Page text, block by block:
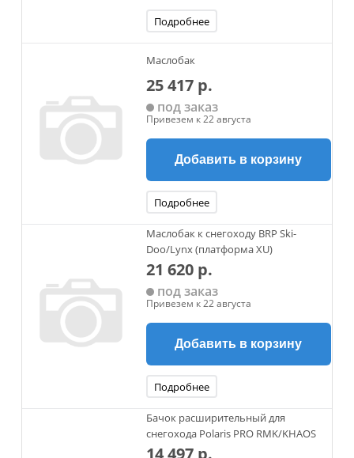
Подробнее
Маслобак
25 417 р.
под заказ
Привезем к 22 августа
Добавить в корзину
Подробнее
Маслобак к снегоходу BRP Ski-
Doo/Lynx (платформа XU)
21 620 р.
под заказ
Привезем к 22 августа
Добавить в корзину
Подробнее
Бачок расширительный для
снегохода Polaris PRO RMK/KHAOS
14 497 р.